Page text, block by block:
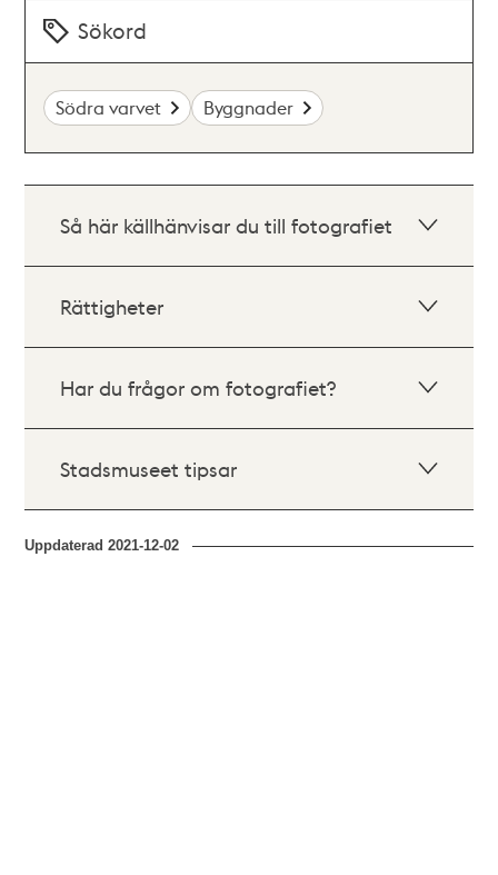
Sökord
Södra varvet Byggnader
Så här källhänvisar du till fotografiet
Rättigheter
Har du frågor om fotografiet?
Stadsmuseet tipsar
Uppdaterad2021-12-02